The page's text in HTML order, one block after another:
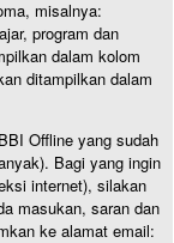
misalnya:
program dan
dalam kolom
ditampilkan dalam
Offline yang sudah
Bagi yang ingin
internet), silakan
masukan, saran dan
ke alamat email: